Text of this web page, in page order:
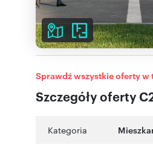
Szczegóły oferty
Sprawdź wszystkie oferty w
Kategoria